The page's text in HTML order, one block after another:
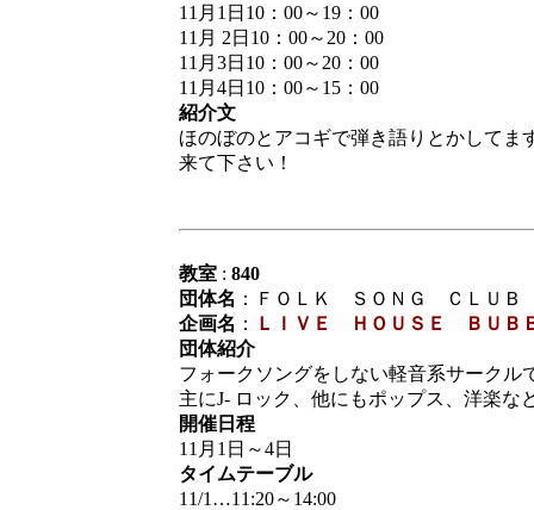
11月1日10：00～19：00
11月 2日10：00～20：00
11月3日10：00～20：00
11月4日10：00～15：00
紹介文
ほのぼのとアコギで弾き語りとかして
来て下さい！
教室 : 840
団体名 ：ＦＯＬＫ ＳＯＮＧ ＣＬＵＢ
企画名 ：
ＬＩＶＥ ＨＯＵＳＥ ＢＵＢ
団体紹介
フォークソングをしない軽音系サークル
主にJ- ロック、他にもポップス、洋楽
開催日程
11月1日～4日
タイムテーブル
11/1…11:20～14:00